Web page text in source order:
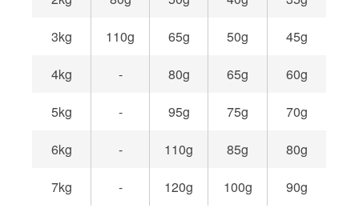
3kg 110g 65g 50g 45g
4kg - 80g 65g 60g
5kg - 95g 75g 70g
6kg - 110g 85g 80g
7kg - 120g 100g 90g